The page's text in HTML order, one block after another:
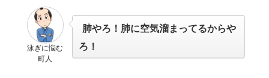
泳ぎに悩む
町人
肺やろ！肺に空気溜まってるからや
ろ！